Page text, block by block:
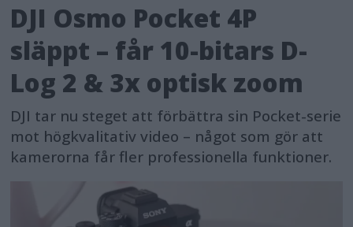
DJI Osmo Pocket 4P
släppt – får 10-bitars D-
Log 2 & 3x optisk zoom
DJI tar nu steget att förbättra sin Pocket-serie
mot högkvalitativ video – något som gör att
kamerorna får fler professionella funktioner.